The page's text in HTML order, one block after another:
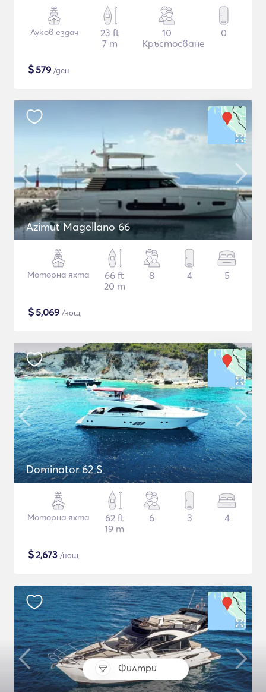
Филтри
Луков ездач
23 ft
7 m
10
Кръстосване
0
$579 /ден
Azimut Magellano 66
Моторна яхта
66 ft
20 m
8 4 5
$5,069 /нощ
Dominator 62 S
Моторна яхта
62 ft
19 m
6 3 4
$2,673 /нощ